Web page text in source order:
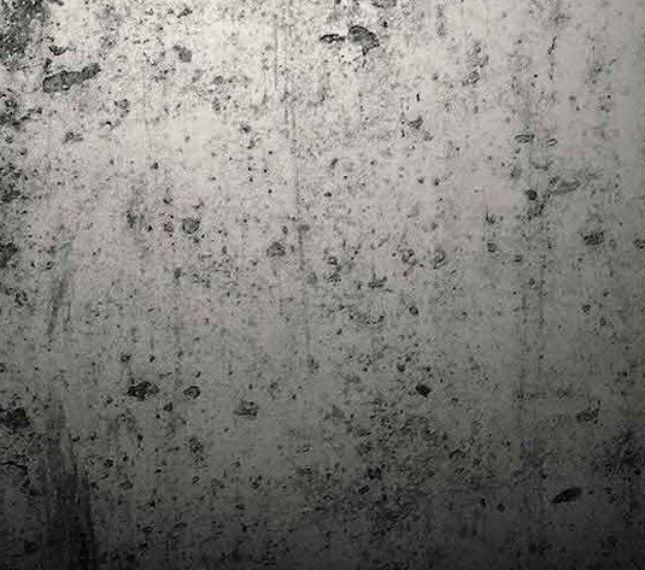
trimestre del club de lectura de còmics de la Biblioteca Pública de
Tarragona. I aquest és el menú ofert per als mesos d'abril, maig i juny. Com ja és
habitual, el club se segueix en modalitat virtual amb l'aplicació Tellfy i les
trobades mensuals són per videoconferència.
MAR
13
Descobrint els orígens de la revista Spirou
Ja tinc a les mans el resultat d'una feina que m'ha portat a capbussar-me
els darrers temps en la història del còmic europeu i dels seus grans
autors i personatges!
Segur que coneixeu en Lucky Luke, els Barrufets, en Marsupilami o en Spirou,
però sabíeu que van néixer en una revista? Le Journal de Spirou, publicada per
primera vegada el 21 d’abril de 1938, és una de les grans icones de l’escola de
còmic franco-belga.
24
El compromís de Joan Junceda: ‘Somnis entre la boira’ de
Lluís Recasens i Àngel Marí